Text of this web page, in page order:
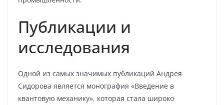
Публикации и
исследования
Одной из самых значимых публикаций Андрея
Сидорова является монография «Введение в
квантовую механику», которая стала широко